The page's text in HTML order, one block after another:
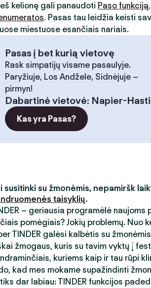
kelionę gali panaudoti Paso funkciją
. Pasas tau leidžia keisti
miestuose esančiais nariais.
Pasas į bet kurią vietovę
Rask simpatijų visame pasaulyje.
Paryžiuje, Los Andžele, Sidnėjuje –
pirmyn!
Dabartinė vietovė: Napier-
Kas yra Pasas?
susitinki su žmonėmis, nepamiršk
taisyklių.
– geriausia programėlė
pomėgiais? Jokių problemų. Nuo
TINDER galėsi kalbėtis su
žmogaus, kuris su tavim vyktų į
kuriems kaip ir tau rūpi
kad mes mokame supažindinti
dar labiau: TINDER funkcijos